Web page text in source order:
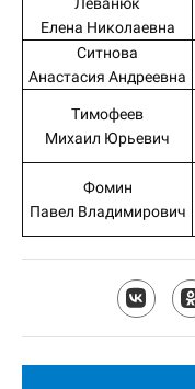
Елена Николаевна
Ситнова
Анастасия Андреевна
Тимофеев
Михаил Юрьевич
Фомин
Павел Владимирович